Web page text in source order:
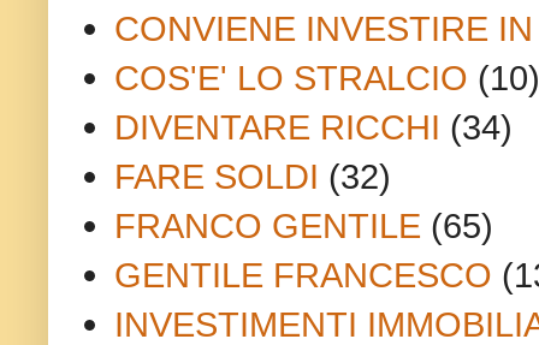
CONVIENE INVESTIRE
COS'E' LO STRALCIO (10)
DIVENTARE RICCHI (34)
FARE SOLDI (32)
FRANCO GENTILE (65)
GENTILE FRANCESCO
INVESTIMENTI